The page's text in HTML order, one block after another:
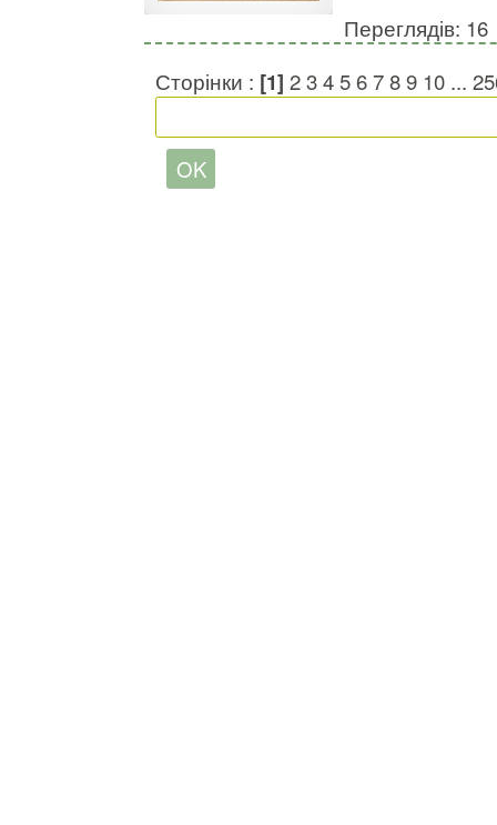
Переглядів: 16
Сторінки : [1] 23456789 10 ...